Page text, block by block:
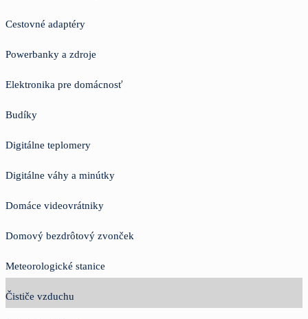
Cestovné adaptéry
Powerbanky a zdroje
Elektronika pre domácnosť
Budíky
Digitálne teplomery
Digitálne váhy a minútky
Domáce videovrátniky
Domový bezdrôtový zvonček
Meteorologické stanice
Čističe vzduchu